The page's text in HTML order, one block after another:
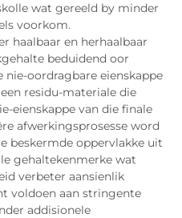
wat gereeld by minder
voorkom.
haalbaar en herhaalbaar
beduidend oor
oordragbare eienskappe
residu-materiale die
eienskappe van die finale
afwerkingsprosesse word
beskermde oppervlakke uit
gehaltekenmerke wat
verbeter aansienlik
voldoen aan stringente
addisionele